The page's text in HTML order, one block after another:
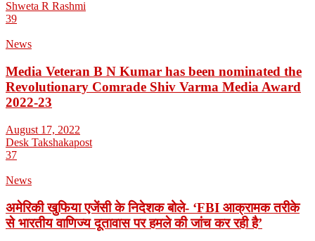
Shweta R Rashmi
39
News
Media Veteran B N Kumar has been nominated the
Revolutionary Comrade Shiv Varma Media Award
2022-23
August 17, 2022
Desk Takshakapost
37
News
अमेरिकी खुफिया एजेंसी के निदेशक बोले- ‘FBI आक्रामक तरीके
से भारतीय वाणिज्य दूतावास पर हमले की जांच कर रही है’